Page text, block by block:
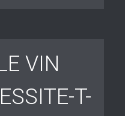
VIN
T-